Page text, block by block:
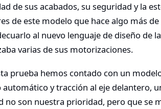
de sus acabados, su seguridad y la
de este modelo que hace algo más
al nuevo lenguaje de diseño de
varias de sus motorizaciones.
prueba hemos contado con un
automático y tracción al eje delantero,
no son nuestra prioridad, pero que se